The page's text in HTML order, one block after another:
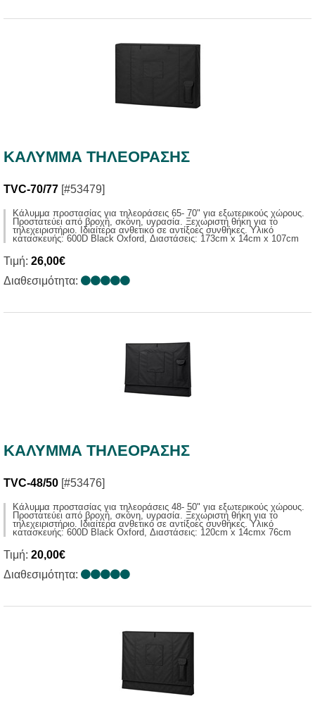
ΚΑΛΥΜΜΑ ΤΗΛΕΟΡΑΣΗΣ
TVC-70/77 [#53479]
Kάλυμμα προστασίας για τηλεοράσεις 65- 70" για εξωτερικούς χώρους.
Προστατεύει από βροχή, σκόνη, υγρασία. Ξεχωριστή θήκη για το
τηλεχειριστήριο. Ιδιαίτερα ανθετικό σε αντίξοες συνθήκες. Υλικό
κατασκευής: 600D Black Oxford, Διαστάσεις: 173cm x 14cm x 107cm
Τιμή: 26,00€
Διαθεσιμότητα:
ΚΑΛΥΜΜΑ ΤΗΛΕΟΡΑΣΗΣ
TVC-48/50 [#53476]
Kάλυμμα προστασίας για τηλεοράσεις 48- 50" για εξωτερικούς χώρους.
Προστατεύει από βροχή, σκόνη, υγρασία. Ξεχωριστή θήκη για το
τηλεχειριστήριο. Ιδιαίτερα ανθετικό σε αντίξοες συνθήκες. Υλικό
κατασκευής: 600D Black Oxford, Διαστάσεις: 120cm x 14cmx 76cm
Τιμή: 20,00€
Διαθεσιμότητα: